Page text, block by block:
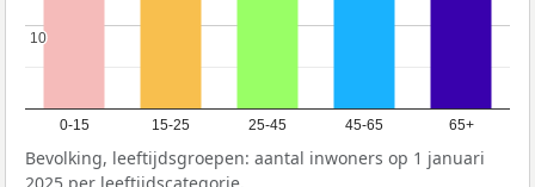
0-15 15-25 25-45 45-65 65+
10
10
Bevolking, leeftijdsgroepen: aantal inwoners op 1 januari